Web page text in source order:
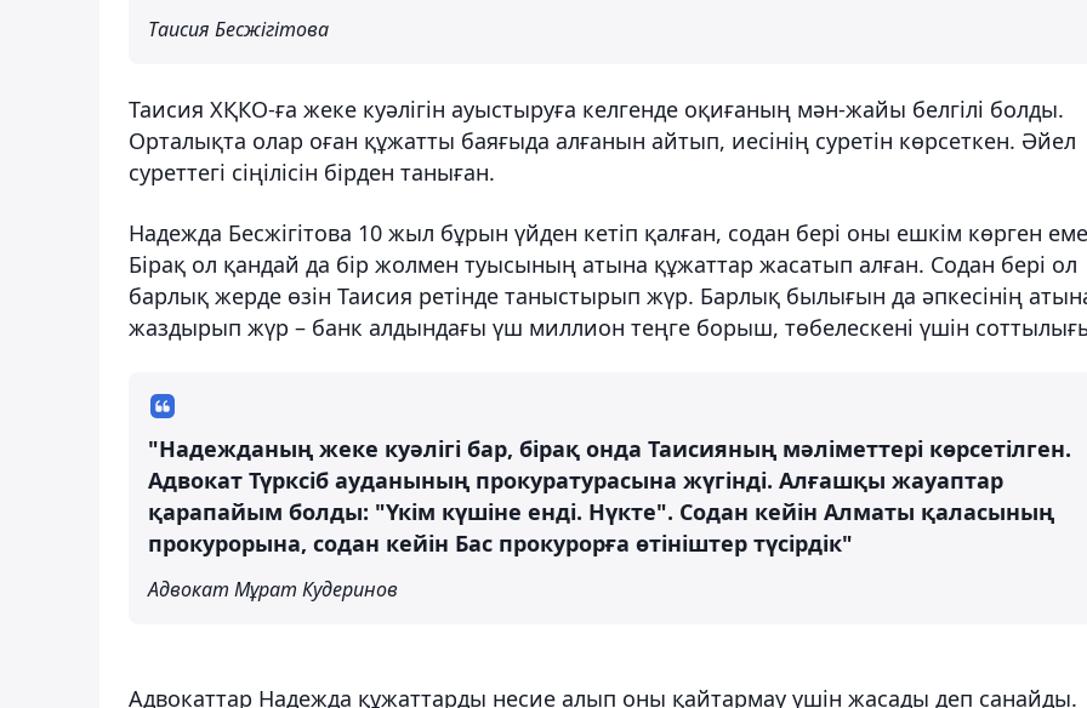
Таисия Бесжігітова
Таисия ХҚКО-ға жеке куәлігін ауыстыруға келгенде оқиғаның мән-жайы белгілі болды.
Орталықта олар оған құжатты баяғыда алғанын айтып, иесінің суретін көрсеткен. Әйел
суреттегі сіңілісін бірден таныған.
Надежда Бесжігітова 10 жыл бұрын үйден кетіп қалған, содан бері оны ешкім көрген
Бірақ ол қандай да бір жолмен туысының атына құжаттар жасатып алған. Содан бері ол
барлық жерде өзін Таисия ретінде таныстырып жүр. Барлық былығын да әпкесінің
жаздырып жүр – банк алдындағы үш миллион теңге борыш, төбелескені үшін
"Надежданың жеке куәлігі бар, бірақ онда Таисияның мәліметтері көрсетілген.
Адвокат Түрксіб ауданының прокуратурасына жүгінді. Алғашқы жауаптар
қарапайым болды: "Үкім күшіне енді. Нүкте". Содан кейін Алматы қаласының
прокурорына, содан кейін Бас прокурорға өтініштер түсірдік"
Адвокат Мұрат Кудеринов
Адвокаттар Надежда құжаттарды несие алып оны қайтармау үшін жасады деп санайды.